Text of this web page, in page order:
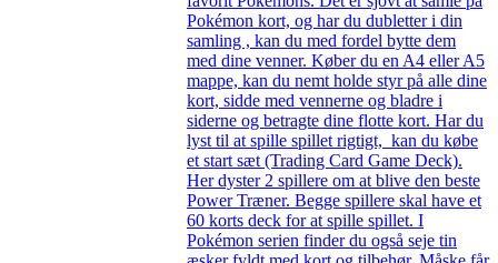
Pokémon kort, og har du dubletter i din
samling , kan du med fordel bytte dem
med dine venner. Køber du en A4 eller A5
mappe, kan du nemt holde styr på alle dine
kort, sidde med vennerne og bladre i
siderne og betragte dine flotte kort. Har du
lyst til at spille spillet rigtigt, kan du købe
et start sæt (Trading Card Game Deck).
Her dyster 2 spillere om at blive den beste
Power Træner. Begge spillere skal have et
60 korts deck for at spille spillet. I
Pokémon serien finder du også seje tin